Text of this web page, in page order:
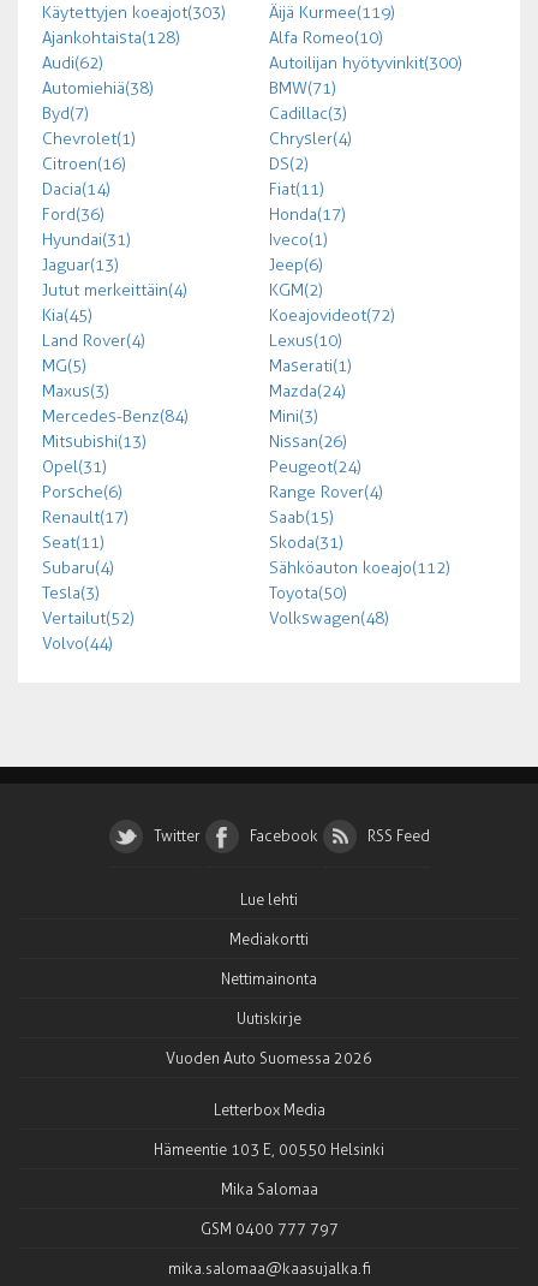
Käytettyjen koeajot (303)
Äijä Kurmee (119)
Ajankohtaista (128)
Alfa Romeo (10)
Audi (62)
Autoilijan hyötyvinkit (300)
Automiehiä (38)
BMW (71)
Byd (7)
Cadillac (3)
Chevrolet (1)
Chrysler (4)
Citroen (16)
DS (2)
Dacia (14)
Fiat (11)
Ford (36)
Honda (17)
Hyundai (31)
Iveco (1)
Jaguar (13)
Jeep (6)
Jutut merkeittäin (4)
KGM (2)
Kia (45)
Koeajovideot (72)
Land Rover (4)
Lexus (10)
MG (5)
Maserati (1)
Maxus (3)
Mazda (24)
Mercedes-Benz (84)
Mini (3)
Mitsubishi (13)
Nissan (26)
Opel (31)
Peugeot (24)
Porsche (6)
Range Rover (4)
Renault (17)
Saab (15)
Seat (11)
Skoda (31)
Subaru (4)
Sähköauton koeajo (112)
Tesla (3)
Toyota (50)
Vertailut (52)
Volkswagen (48)
Volvo (44)
Twitter Facebook RSS Feed
Lue lehti
Mediakortti
Nettimainonta
Uutiskirje
Vuoden Auto Suomessa 2026
Letterbox Media
Hämeentie 103 E, 00550 Helsinki
Mika Salomaa
GSM 0400 777 797
mika.salomaa@kaasujalka.fi